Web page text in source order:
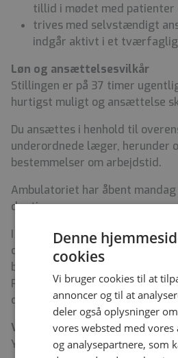
tillid i mødet med patienter
trives med selvstændigt
indgår aktivt i et
Løn og ansættelsesvilkår
Stillingen er på 37 timer
hurtigst muligt og ansættelse
Du ansættes i henhold til
underordnede læger, herunder
bestemmelser om arbejdstid.
Ambulatoriet har åbent
dagtimerne.
I henhold til lovkrav skal du ved
og Ungdomspsykiatrisk Center
børneattest. Center for HR
Rigspolitiet med samtykke fra
dit ansættelsesbrev.
Vil du vide mere?
Yderligere oplysninger kan fås
Denne
cookies
Vi bruger cookies til at
annoncer og til at
deler også oplysninger
vores websted med vores
og analysepartnere, som